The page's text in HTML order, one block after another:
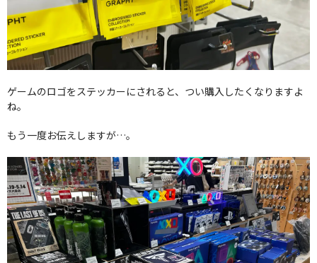
ゲームのロゴをステッカーにされると、つい購入したくなりますよ
ね。
もう一度お伝えしますが…。